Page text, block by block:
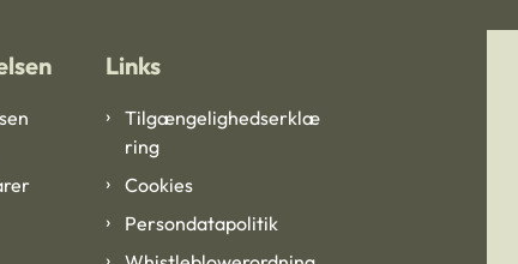
Links
Tilgængelighedserklæ
ring
Cookies
Persondatapolitik